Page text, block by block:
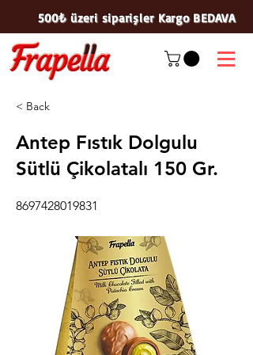
500₺ üzeri siparişler Kargo BEDAVA
< Back
Antep Fıstık Dolgulu
Sütlü Çikolatalı 150 Gr.
8697428019831